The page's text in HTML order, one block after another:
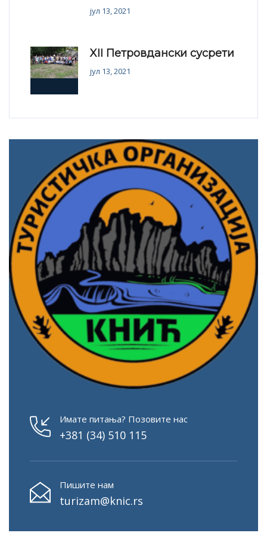
јул 13, 2021
XII Петровдански сусрети
јул 13, 2021
Имате питања? Позовите нас
+381 (34) 510 115
Пишите нам
turizam@knic.rs